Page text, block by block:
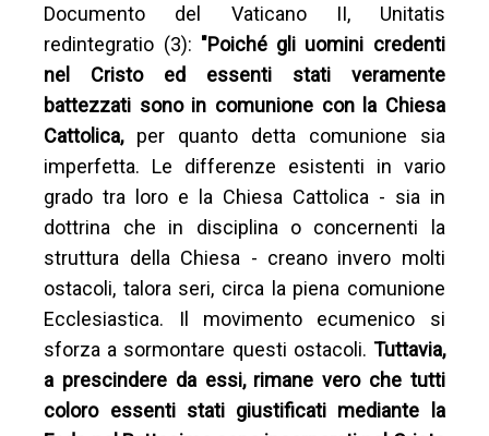
Documento del Vaticano II, Unitatis
redintegratio (3): "Poiché gli uomini credenti
nel Cristo ed essenti stati veramente
battezzati sono in comunione con la Chiesa
Cattolica, per quanto detta comunione sia
imperfetta. Le differenze esistenti in vario
grado tra loro e la Chiesa Cattolica - sia in
dottrina che in disciplina o concernenti la
struttura della Chiesa - creano invero molti
ostacoli, talora seri, circa la piena comunione
Ecclesiastica. Il movimento ecumenico si
sforza a sormontare questi ostacoli. Tuttavia,
a prescindere da essi, rimane vero che tutti
coloro essenti stati giustificati mediante la